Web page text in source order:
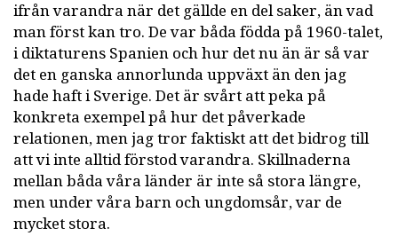
ifrån varandra när det gällde en del saker, än vad
man först kan tro. De var båda födda på 1960-talet,
i diktaturens Spanien och hur det nu än är så var
det en ganska annorlunda uppväxt än den jag
hade haft i Sverige. Det är svårt att peka på
konkreta exempel på hur det påverkade
relationen, men jag tror faktiskt att det bidrog till
att vi inte alltid förstod varandra. Skillnaderna
mellan båda våra länder är inte så stora längre,
men under våra barn och ungdomsår, var de
mycket stora.